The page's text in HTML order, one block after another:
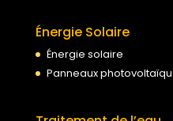
Énergie Solaire
Énergie solaire
Panneaux